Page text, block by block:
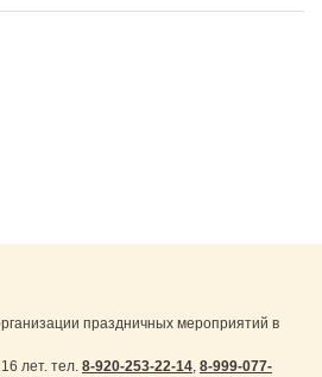
праздничных мероприятий в
лет. тел. 8-920-253-22-14, 8-999-077-